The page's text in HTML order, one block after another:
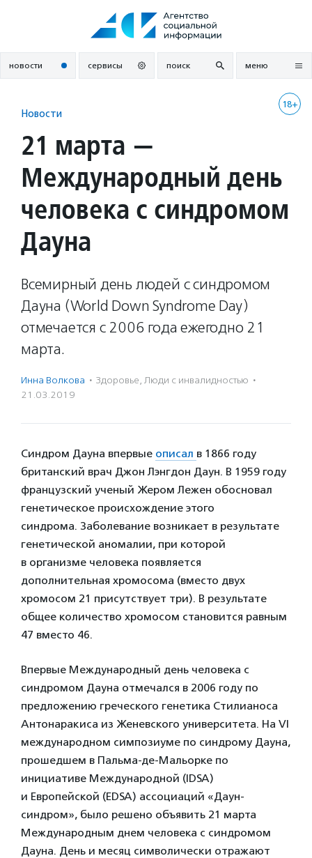
новости сервисы поиск меню
18+
Новости
21 марта —
Международный день
человека с синдромом
Дауна
Всемирный день людей с синдромом
Дауна (World Down Syndrome Day)
отмечается с 2006 года ежегодно 21
марта.
Инна Волкова · Здоровье, Люди с инвалидностью ·
21.03.2019
Синдром Дауна впервые описал в 1866 году
британский врач Джон Лэнгдон Даун. В 1959 году
французский ученый Жером Лежен обосновал
генетическое происхождение этого
синдрома. Заболевание возникает в результате
генетической аномалии, при которой
в организме человека появляется
дополнительная хромосома (вместо двух
хромосом 21 присутствует три). В результате
общее количество хромосом становится равным
47 вместо 46.
Впервые Международный день человека с
синдромом Дауна отмечался в 2006 году по
предложению греческого генетика Стилианоса
Антонаракиса из Женевского университета. На VI
международном симпозиуме по синдрому Дауна,
прошедшем в Пальма-де-Мальорке по
инициативе Международной (IDSA)
и Европейской (EDSA) ассоциаций «Даун-
синдром», было решено объявить 21 марта
Международным днем человека с синдромом
Дауна. День и месяц символически отражают